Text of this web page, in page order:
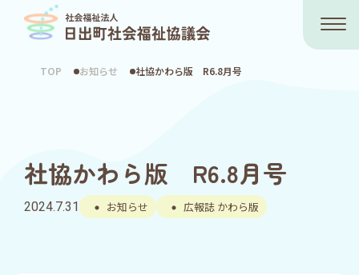
TOP お知らせ 社協かわら版 R6.8月号
社協かわら版 R6.8月号
2024.7.31 お知らせ 広報誌 かわら版